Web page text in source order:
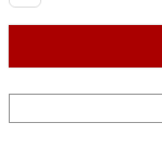
ラグ
マット